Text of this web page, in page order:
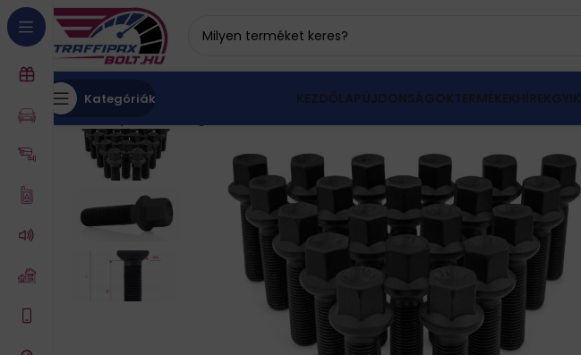
Kategóriák KEZDŐLAPÚJDONSÁGOKTERMÉKEKHÍREKGYIK
Kezdőlap